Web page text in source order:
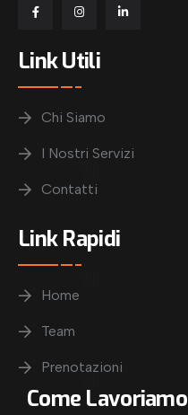
Link Utili
Chi Siamo
I Nostri Servizi
Contatti
Link Rapidi
Home
Team
Prenotazioni
Come Lavoriamo